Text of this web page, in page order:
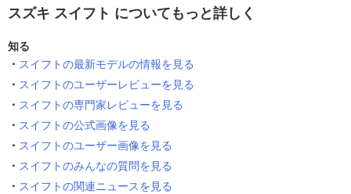
スズキ スイフト についてもっと詳しく
知る
スイフトの最新モデルの情報を見る
スイフトのユーザーレビューを見る
スイフトの専門家レビューを見る
スイフトの公式画像を見る
スイフトのユーザー画像を見る
スイフトのみんなの質問を見る
スイフトの関連ニュースを見る